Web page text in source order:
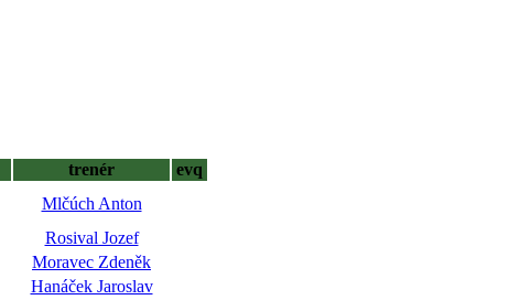
trenér
evq
Mlčúch Anton
Rosival Jozef
Moravec Zdeněk
Hanáček Jaroslav